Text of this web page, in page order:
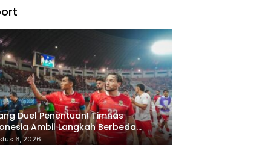
Duel Penentuan! Timnas
Ambil Langkah Berbeda
Singapura di Piala AFF 2026
6, 2026